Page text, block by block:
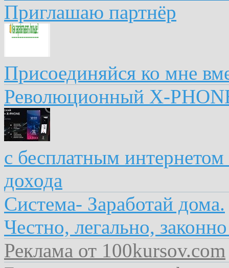
Приглашаю партнёр
Присоединяйся ко мне
Революционный X-
с бесплатным
дохода
Система- Заработай дома.
Честно, легально,
Реклама от 100kursov.com